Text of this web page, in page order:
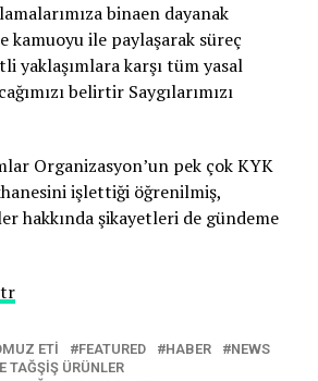
binaen dayanak
kamuoyu ile paylaşarak süreç
yaklaşımlara karşı tüm yasal
belirtir Saygılarımızı
Organizasyon’un pek çok KYK
işlettiği öğrenilmiş,
hakkında şikayetleri de gündeme
ETI FEATURED HABER
NEWS
TAĞŞIŞ ÜRÜNLER